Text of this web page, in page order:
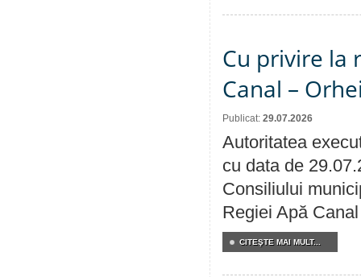
Cu privire la
Canal –
Publicat: 29.07.2026
Autoritatea
cu data de
Consiliului
Regiei Apă
CITEŞTE MAI MULT...